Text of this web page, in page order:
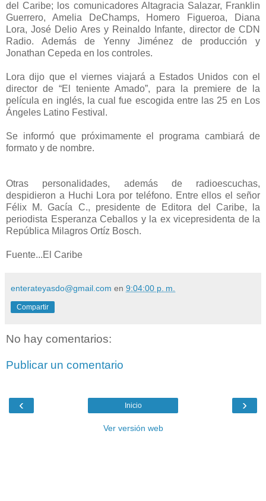
del Caribe; los comunicadores Altagracia Salazar, Franklin
Guerrero, Amelia DeChamps, Homero Figueroa, Diana
Lora, José Delio Ares y Reinaldo Infante, director de CDN
Radio. Además de Yenny Jiménez de producción y
Jonathan Cepeda en los controles.
Lora dijo que el viernes viajará a Estados Unidos con el
director de “El teniente Amado”, para la premiere de la
película en inglés, la cual fue escogida entre las 25 en Los
Ángeles Latino Festival.
Se informó que próximamente el programa cambiará de
formato y de nombre.
Otras personalidades, además de radioescuchas,
despidieron a Huchi Lora por teléfono. Entre ellos el señor
Félix M. Gacía C., presidente de Editora del Caribe, la
periodista Esperanza Ceballos y la ex vicepresidenta de la
República Milagros Ortíz Bosch.
Fuente...El Caribe
enterateyasdo@gmail.com en 9:04:00 p. m.
Compartir
No hay comentarios:
Publicar un comentario
‹ ›
Inicio
Ver versión web